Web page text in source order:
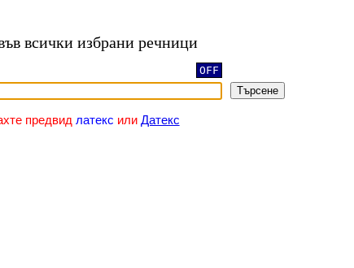
всички избрани речници
OFF
Търсене
предвид латекс или Датекс